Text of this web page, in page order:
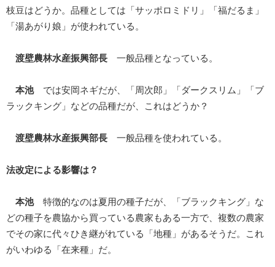
枝豆はどうか。品種としては「サッポロミドリ」「福だるま」
「湯あがり娘」が使われている。
渡壁農林水産振興部長 一般品種となっている。
本池では安岡ネギだが、「周次郎」「ダークスリム」「ブ
ラックキング」などの品種だが、これはどうか？
渡壁農林水産振興部長 一般品種を使われている。
法改定による影響は？
本池特徴的なのは夏用の種子だが、「ブラックキング」な
どの種子を農協から買っている農家もある一方で、複数の農家
でその家に代々ひき継がれている「地種」があるそうだ。これ
がいわゆる「在来種」だ。